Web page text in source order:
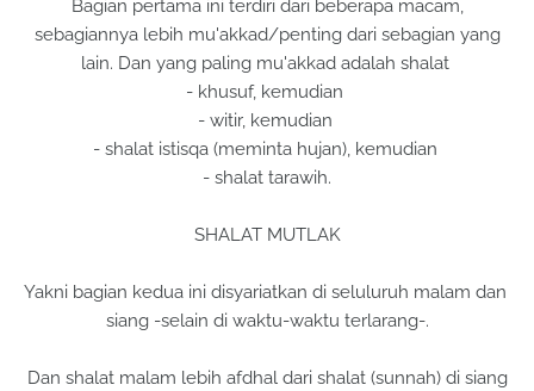
Bagian pertama ini terdiri dari beberapa macam,
sebagiannya lebih mu'akkad/penting dari sebagian yang
lain. Dan yang paling mu'akkad adalah shalat
- khusuf, kemudian
- witir, kemudian
- shalat istisqa (meminta hujan), kemudian
- shalat tarawih.
SHALAT MUTLAK
Yakni bagian kedua ini disyariatkan di seluluruh malam dan
siang -selain di waktu-waktu terlarang-.
Dan shalat malam lebih afdhal dari shalat (sunnah) di siang